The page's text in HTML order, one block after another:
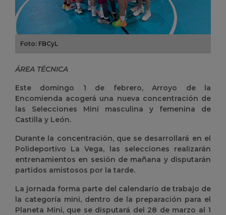
Foto: FBCyL
ÁREA TÉCNICA
Este domingo 1 de febrero, Arroyo de la
Encomienda acogerá una nueva concentración de
las Selecciones Mini masculina y femenina de
Castilla y León.
Durante la concentración, que se desarrollará en el
Polideportivo La Vega, las selecciones realizarán
entrenamientos en sesión de mañana y disputarán
partidos amistosos por la tarde.
La jornada forma parte del calendario de trabajo de
la categoría mini, dentro de la preparación para el
Planeta Mini, que se disputará del 28 de marzo al 1